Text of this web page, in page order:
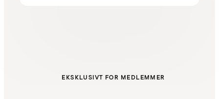
EKSKLUSIVT FOR MEDLEMMER